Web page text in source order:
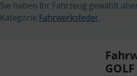
Sie haben Ihr Fahrzeug gewählt
Kategorie Fahrwerksfeder.